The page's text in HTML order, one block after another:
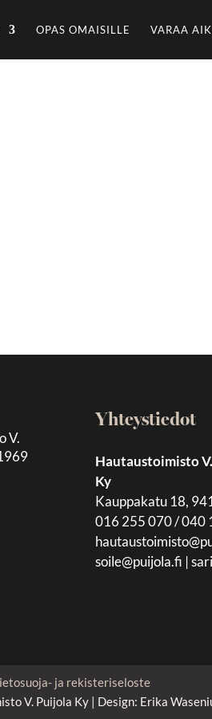
OPAS OMAISILLE VARAA
V.
Yhteystiedot
Hautaustoimisto
Ky
Kauppakatu 18,
016 255 070 / 040
soile@puijola.fi |
ja rekisteriseloste
V. Puijola Ky | Design: Erika